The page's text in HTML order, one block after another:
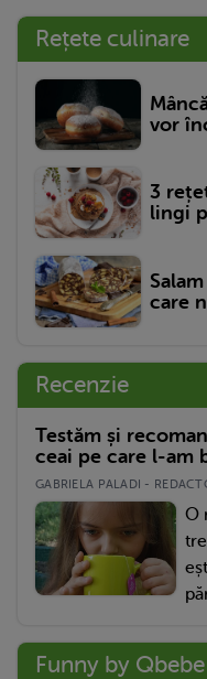
Rețete culinare
vor
3
lingi
care
Recenzie
Testăm și
ceai pe care l-am
GABRIELA PALADI -
O
Funny by Qbebe